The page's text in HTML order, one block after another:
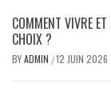
COMMENT VIVRE
CHOIX ?
BYADMIN /12 JUIN 2026